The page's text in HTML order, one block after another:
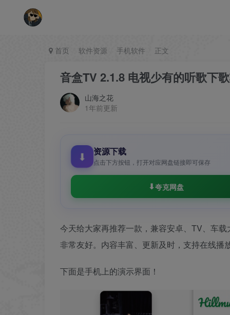
首页 软件资源 手机软件 正文
音盒TV 2.1.8 电视少有的听歌下
山海之花
1年前更新
⬇ 资源下载
点击下方按钮，打开对应网盘链接即可保存
夸克网盘
今天给大家再推荐一款，兼容安卓、TV、车
非常友好。内容丰富、更新及时，支持在线播
下面是手机上的演示界面！